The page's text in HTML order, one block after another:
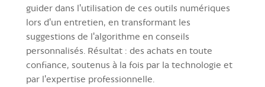
guider dans l'utilisation de ces outils numériques
lors d'un entretien, en transformant les
suggestions de l'algorithme en conseils
personnalisés. Résultat : des achats en toute
confiance, soutenus à la fois par la technologie et
par l'expertise professionnelle.